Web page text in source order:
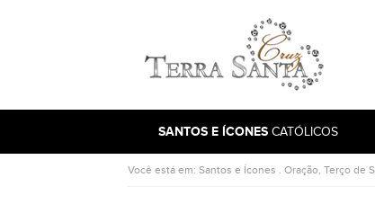
Ir para a página inicial
SANTOS E ÍCONES CATÓLICOS
Você está em: Santos e Ícones . Oração, Terço de